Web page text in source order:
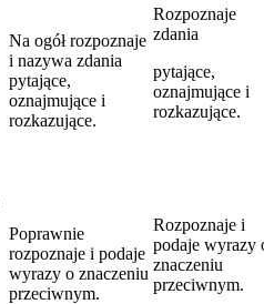
Na ogół rozpoznaje
i nazywa zdania
pytające,
oznajmujące i
rozkazujące.
Poprawnie
rozpoznaje i podaje
wyrazy o znaczeniu
przeciwnym.
Rozpoznaje
zdania
pytające,
oznajmujące i
rozkazujące.
Rozpoznaje i
podaje wyrazy
znaczeniu
przeciwnym.